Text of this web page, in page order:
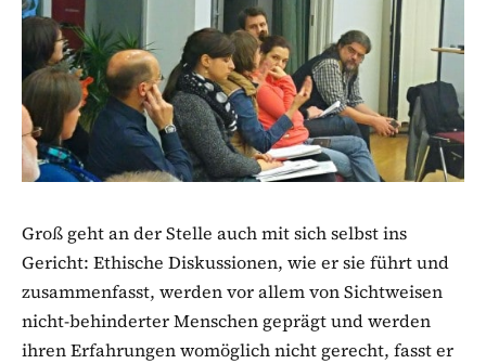
Groß geht an der Stelle auch mit sich selbst ins
Gericht: Ethische Diskussionen, wie er sie führt und
zusammenfasst, werden vor allem von Sichtweisen
nicht-behinderter Menschen geprägt und werden
ihren Erfahrungen womöglich nicht gerecht, fasst er